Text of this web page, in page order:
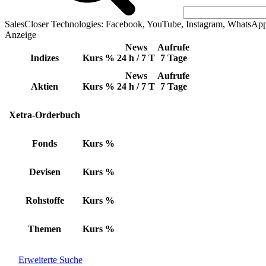
SalesCloser Technologies: Facebook, YouTube, Instagram,
Anzeige
Indizes Kurs %
News
24 h / 7 T
Aufrufe
7 Tage
Aktien Kurs %
News
24 h / 7 T
Aufrufe
7 Tage
Xetra-Orderbuch
Fonds Kurs %
Devisen Kurs %
Rohstoffe Kurs %
Themen Kurs %
Erweiterte Suche